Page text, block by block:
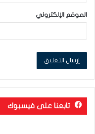
الموقع الإلكتروني
تابعنا على فيسبوك